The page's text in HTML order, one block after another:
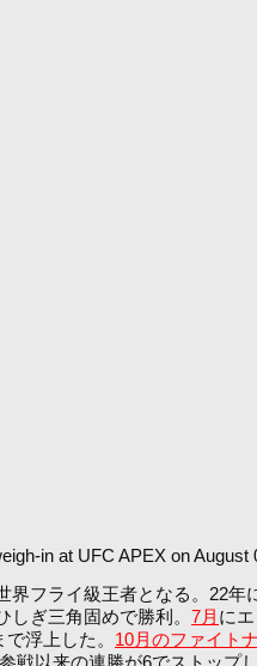
in at UFC APEX on
フライ級王者となる。22年
ぎ三角固めで勝利。 7月 に
浮上した。 10月のファイト